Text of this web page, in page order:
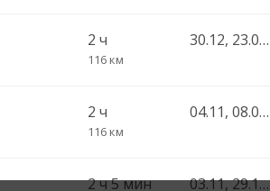
2 ч
116 км
30.12, 23.02, 09.03
2 ч
116 км
04.11, 08.01, 01.11, 04.11, 30.12
2 ч 5 мин 03.11, 29.12, 22.02, 06.11, 08.01, 07.03, 22.02, 06.09, 13.09, 20.09, 12.09, 14.09, 19.09, 21.09, 26.09, 28.09, 03.10